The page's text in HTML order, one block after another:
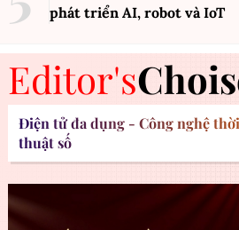
phát triển AI, robot và IoT
Editor's
Điện tử đa dụng - Công nghệ
thuật số